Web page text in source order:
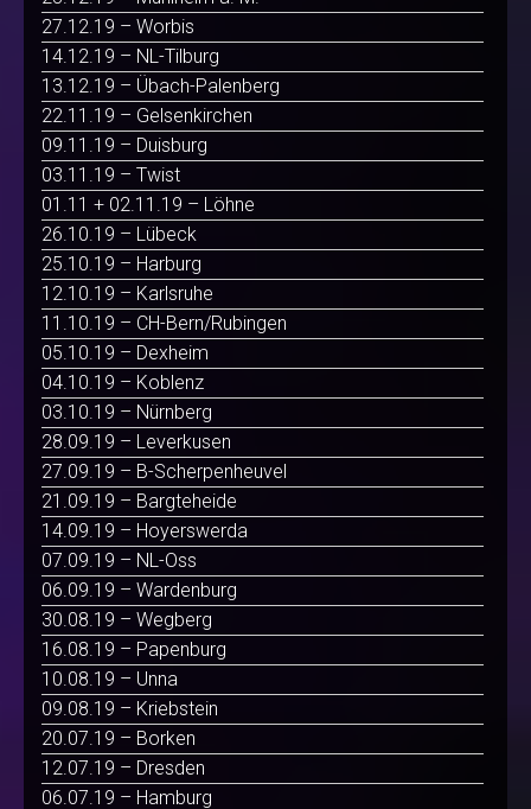
27.12.19 – Worbis
14.12.19 – NL-Tilburg
13.12.19 – Übach-Palenberg
22.11.19 – Gelsenkirchen
09.11.19 – Duisburg
03.11.19 – Twist
01.11 + 02.11.19 – Löhne
26.10.19 – Lübeck
25.10.19 – Harburg
12.10.19 – Karlsruhe
11.10.19 – CH-Bern/Rubingen
05.10.19 – Dexheim
04.10.19 – Koblenz
03.10.19 – Nürnberg
28.09.19 – Leverkusen
27.09.19 – B-Scherpenheuvel
21.09.19 – Bargteheide
14.09.19 – Hoyerswerda
07.09.19 – NL-Oss
06.09.19 – Wardenburg
30.08.19 – Wegberg
16.08.19 – Papenburg
10.08.19 – Unna
09.08.19 – Kriebstein
20.07.19 – Borken
12.07.19 – Dresden
06.07.19 – Hamburg